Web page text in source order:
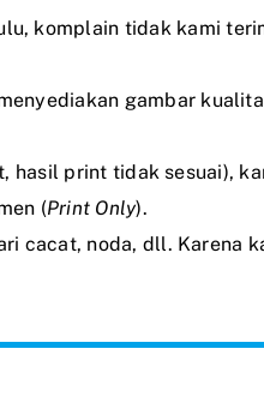
komplain tidak kami
gambar
hasil print tidak sesuai),
(Print Only).
cacat, noda, dll. Karena